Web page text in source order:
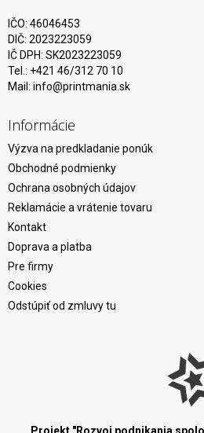
IČO: 46046453
DIČ: 2023223059
IČ DPH: SK2023223059
Tel.: +421 46/312 70 10
Mail: info@printmania.sk
Informácie
Výzva na predkladanie ponúk
Obchodné podmienky
Ochrana osobných údajov
Reklamácie a vrátenie tovaru
Kontakt
Doprava a platba
Pre firmy
Cookies
Odstúpiť od zmluvy tu